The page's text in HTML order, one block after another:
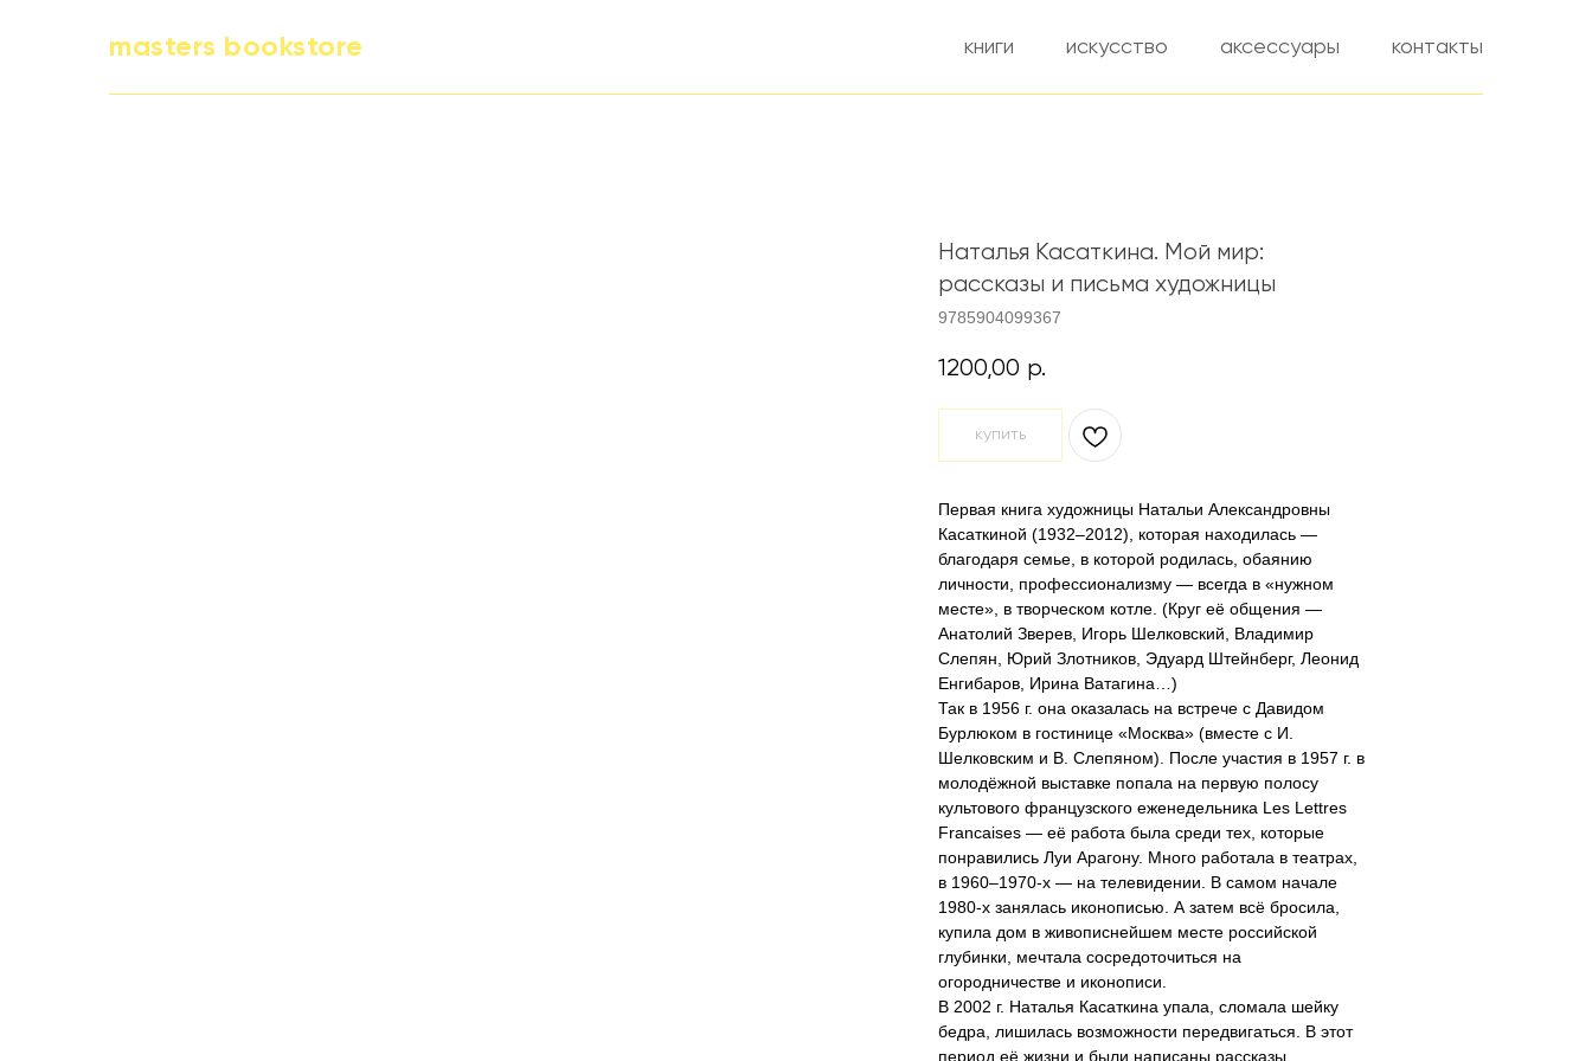
masters bookstore книги искусство аксессуары контакты
Наталья Касаткина. Мой мир:
рассказы и письма художницы
9785904099367
1200,00 р.
купить
Первая книга художницы Натальи Александровны
Касаткиной (1932–2012), которая находилась —
благодаря семье, в которой родилась, обаянию
личности, профессионализму — всегда в «нужном
месте», в творческом котле. (Круг её общения —
Анатолий Зверев, Игорь Шелковский, Владимир
Слепян, Юрий Злотников, Эдуард Штейнберг, Леонид
Енгибаров, Ирина Ватагина…)
Так в 1956 г. она оказалась на встрече с Давидом
Бурлюком в гостинице «Москва» (вместе с И.
Шелковским и В. Слепяном). После участия в 1957 г. в
молодёжной выставке попала на первую полосу
культового французского еженедельника Les Lettres
Francaises — её работа была среди тех, которые
понравились Луи Арагону. Много работала в театрах,
в 1960–1970-х — на телевидении. В самом начале
1980-х занялась иконописью. А затем всё бросила,
купила дом в живописнейшем месте российской
глубинки, мечтала сосредоточиться на
огородничестве и иконописи.
В 2002 г. Наталья Касаткина упала, сломала шейку
бедра, лишилась возможности передвигаться. В этот
период её жизни и были написаны рассказы,